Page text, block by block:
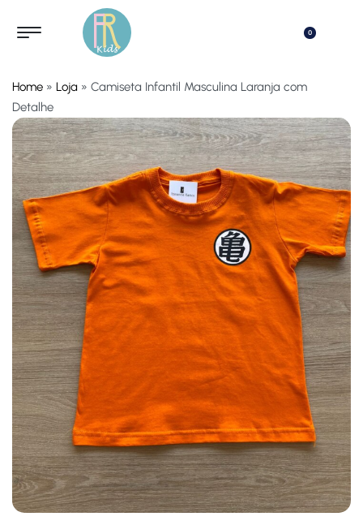
0
Home » Loja » Camiseta Infantil Masculina Laranja com
Detalhe